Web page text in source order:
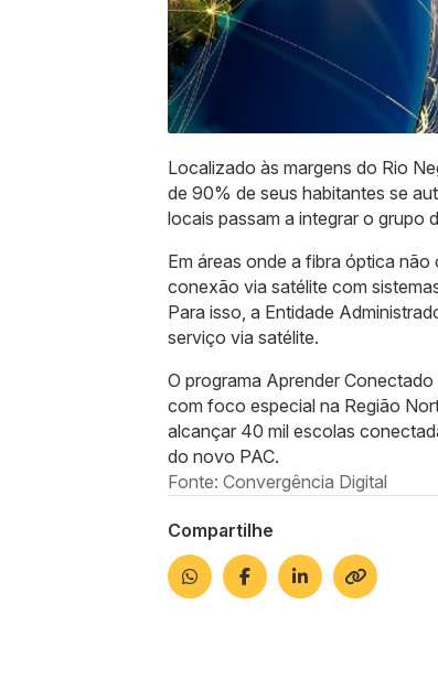
Localizado às margens do Rio
de 90% de seus habitantes se
locais passam a integrar o grupo
Em áreas onde a fibra óptica
conexão via satélite com
Para isso, a Entidade
serviço via satélite.
O programa Aprender
com foco especial na Região
alcançar 40 mil escolas
do novo PAC.
Fonte: Convergência Digital
Compartilhe